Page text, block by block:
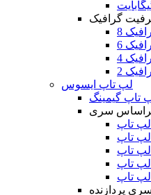
گرافیک
لپ تاپ ایسوس
سری
پردازنده